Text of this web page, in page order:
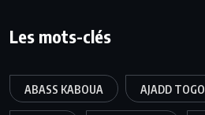
Les mots-clés
ABASS KABOUA AJADD TOGO